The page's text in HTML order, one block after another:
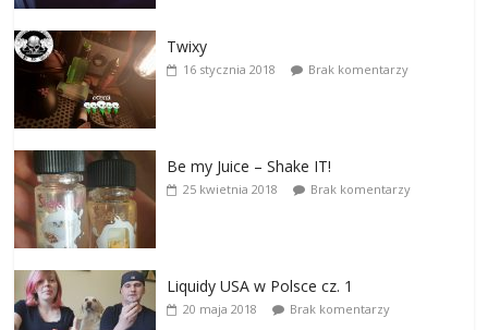
Twixy
16 stycznia 2018 Brak komentarzy
Be my Juice – Shake IT!
25 kwietnia 2018 Brak komentarzy
Liquidy USA w Polsce cz. 1
20 maja 2018 Brak komentarzy